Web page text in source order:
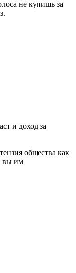
не купишь за
и доход за
общества как
вы им